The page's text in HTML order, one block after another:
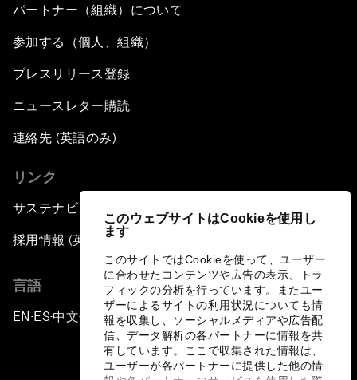
このウェブサイトはCookieを使用し
ます
このサイトではCookieを使って、ユーザー
に合わせたコンテンツや広告の表示、トラ
フィックの分析を行っています。またユー
ザーによるサイトの利用状況についても情
報を収集し、ソーシャルメディアや広告配
信、データ解析の各パートナーに情報を共
有しています。ここで収集された情報は、
ユーザーが各パートナーに提供した他の情
パートナー（組織）について
参加する（個人、組織）
プレスリリース登録
ニュースレター購読
連絡先 (英語のみ)
リンク
サステナビリティへの取り組み
採用情報 (英語のみ)
言語
EN ▪ES▪中文▪ 日本語